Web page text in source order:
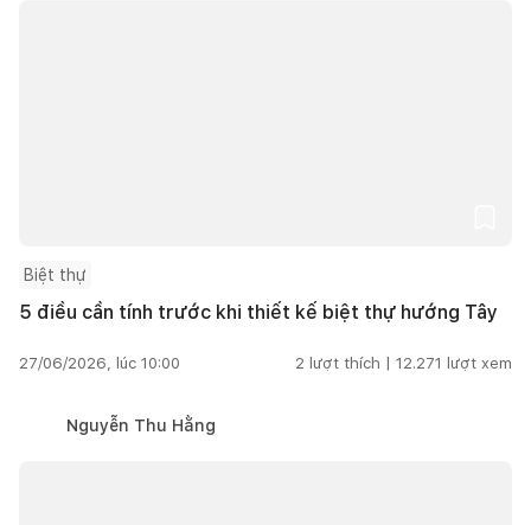
Biệt thự
5 điều cần tính trước khi thiết kế biệt thự hướng Tây
27/06/2026, lúc 10:00 2 lượt thích | 12.271 lượt xem
Nguyễn Thu Hằng